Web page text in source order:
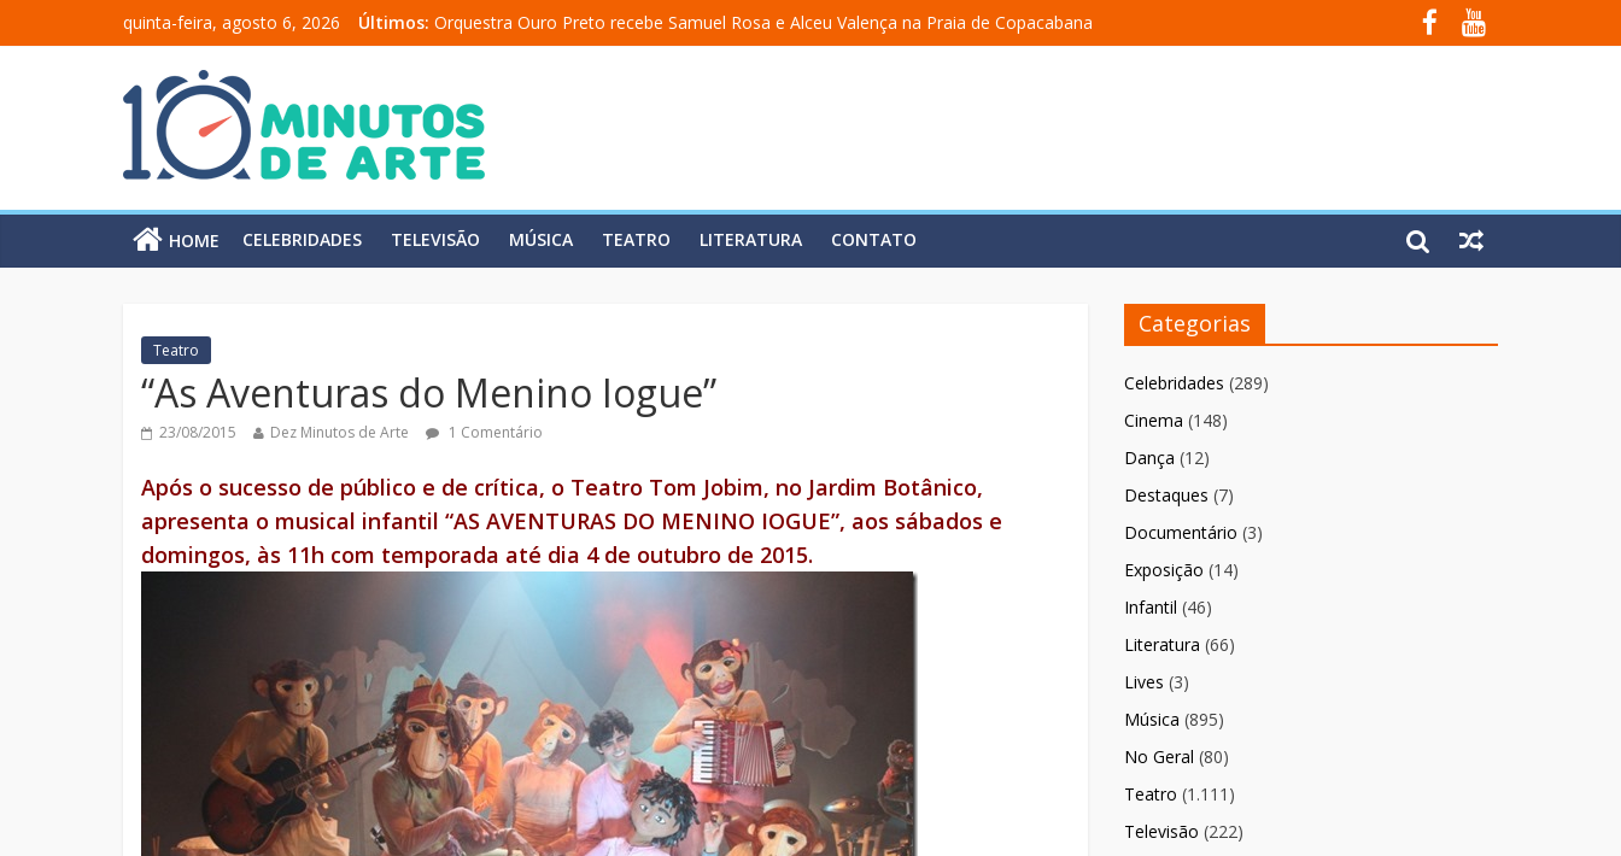
quinta-feira, agosto 6, 2026 Últimos: Orquestra Ouro Preto recebe Samuel Rosa e Alceu Valença na Praia de Copacabana
“Comunicado a uma academia” ganha nova temporada na Fundição Progresso
Mônica Salmaso lança álbum em homenagem a Elizeth Cardoso
Carolina Chalita estreia o solo “Eu matei a Sherazade – Confissões De Uma Árabe Em Fúria”
HOME CELEBRIDADES TELEVISÃO MÚSICA TEATRO LITERATURA CONTATO
Teatro
“As Aventuras do Menino Iogue”
23/08/2015 Dez Minutos de Arte 1 Comentário
Após o sucesso de público e de crítica, o Teatro Tom Jobim, no Jardim Botânico,
apresenta o musical infantil “AS AVENTURAS DO MENINO IOGUE”, aos sábados e
domingos, às 11h com temporada até dia 4 de outubro de 2015.
Categorias
Celebridades (289)
Cinema (148)
Dança (12)
Destaques (7)
Documentário (3)
Exposição (14)
Infantil (46)
Literatura (66)
Lives (3)
Música (895)
No Geral (80)
Teatro (1.111)
Televisão (222)